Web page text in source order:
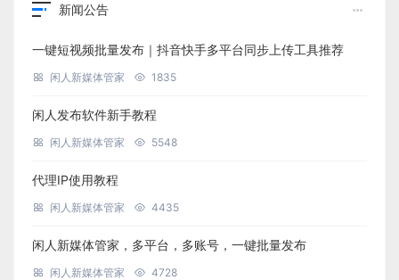
新闻公告
一键短视频批量发布｜抖音快手多平台同步上传工具推荐
闲人新媒体管家 1835
闲人发布软件新手教程
闲人新媒体管家 5548
代理IP使用教程
闲人新媒体管家 4435
闲人新媒体管家，多平台，多账号，一键批量发布
闲人新媒体管家 4728